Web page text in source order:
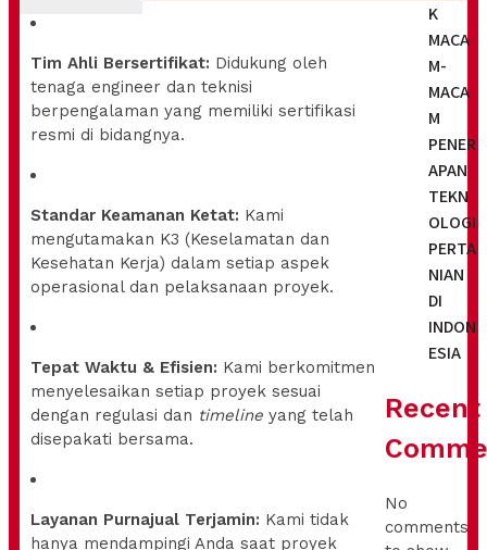
K
MACA
M-
MACA
M
PENER
APAN
TEKN
OLOGI
PERTA
NIAN
DI
INDON
ESIA
Recent
No
comments
Tim Ahli Bersertifikat: Didukung oleh
tenaga engineer dan teknisi
berpengalaman yang memiliki sertifikasi
resmi di bidangnya.
Standar Keamanan Ketat: Kami
mengutamakan K3 (Keselamatan dan
Kesehatan Kerja) dalam setiap aspek
operasional dan pelaksanaan proyek.
Tepat Waktu & Efisien: Kami berkomitmen
menyelesaikan setiap proyek sesuai
dengan regulasi dan timeline yang telah
disepakati bersama.
Layanan Purnajual Terjamin: Kami tidak
hanya mendampingi Anda saat proyek